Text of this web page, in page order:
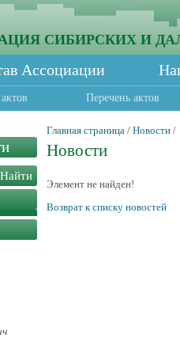
СИБИРСКИХ И
Ассоциации
Перечень актов
Главная страница / Новости /
Новости
Элемент не найден!
Возврат к списку новостей